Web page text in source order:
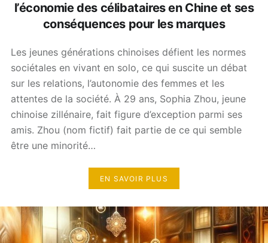
l’économie des célibataires en Chine et ses
conséquences pour les marques
Les jeunes générations chinoises défient les normes
sociétales en vivant en solo, ce qui suscite un débat
sur les relations, l’autonomie des femmes et les
attentes de la société. À 29 ans, Sophia Zhou, jeune
chinoise zillénaire, fait figure d’exception parmi ses
amis. Zhou (nom fictif) fait partie de ce qui semble
être une minorité…
EN SAVOIR PLUS